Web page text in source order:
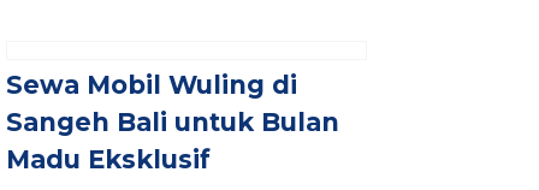
Sewa Mobil Wuling di
Sangeh Bali untuk Bulan
Madu Eksklusif